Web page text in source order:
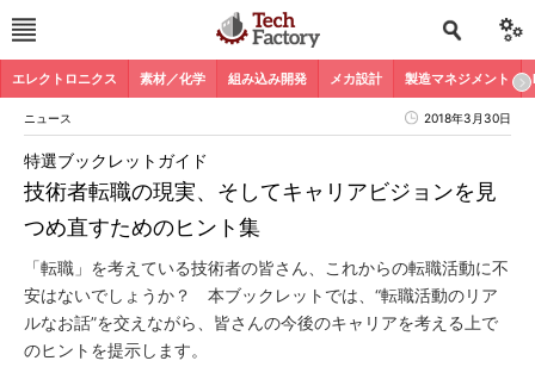
エレクトロニクス 素材／化学 組み込み開発 メカ設計 製造マネジメント
ニュース 2018年3月30日
技術者転職の現実、そしてキャリアビジョンを見
つめ直すためのヒント集
特選ブックレットガイド
「転職」を考えている技術者の皆さん、これからの転職活動に不
安はないでしょうか？ 本ブックレットでは、“転職活動のリア
ルなお話”を交えながら、皆さんの今後のキャリアを考える上で
のヒントを提示します。